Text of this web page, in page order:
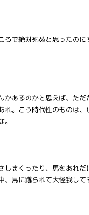
で絶対死ぬと思ったのに
あるのかと思えば、ただ
れ。こう時代性のものは
まくったり、馬をあれだ
馬に蹴られて大怪我して